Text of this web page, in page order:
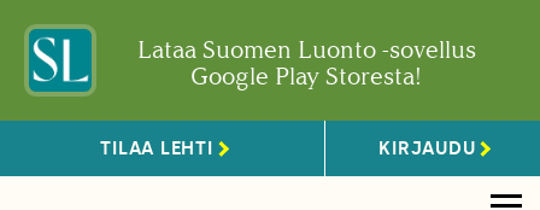
Lataa Suomen Luonto -sovellus
Google Play Storesta!
TILAA LEHTI KIRJAUDU